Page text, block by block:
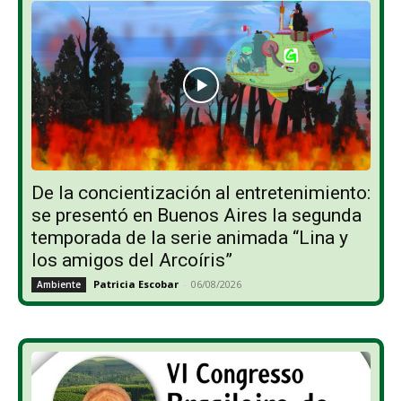
De la concientización al entretenimiento:
se presentó en Buenos Aires la segunda
temporada de la serie animada “Lina y
los amigos del Arcoíris”
Ambiente Patricia Escobar - 06/08/2026